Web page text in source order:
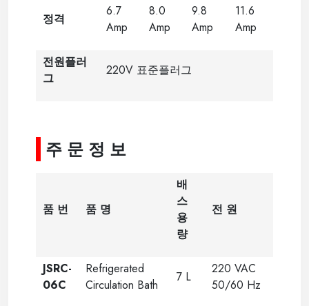
정격
6.7
Amp
8.0
Amp
9.8
Amp
11.6
Amp
전원플러
그
220V 표준플러그
주 문 정 보
품 번 품 명
배
스
용
량
전 원
JSRC-
06C
Refrigerated
Circulation Bath
7 L
220 VAC
50/60 Hz